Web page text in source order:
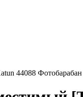
44088 Фотобарабан